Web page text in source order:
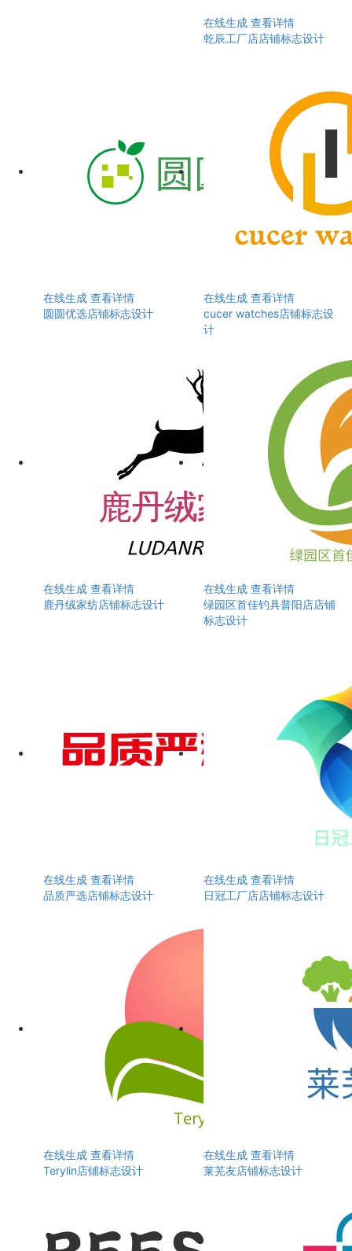
在线生成 查看详情
乾辰工厂店店铺标志设计
在线生成 查看详情
圆圆优选店铺标志设计
在线生成 查看详情
cucer watches店铺标志设
计
在线生成 查看详情
鹿丹绒家纺店铺标志设计
在线生成 查看详情
绿园区首佳钓具普阳店店铺
标志设计
在线生成 查看详情
品质严选店铺标志设计
在线生成 查看详情
日冠工厂店店铺标志设计
在线生成 查看详情
Terylin店铺标志设计
在线生成 查看详情
莱芜友店铺标志设计